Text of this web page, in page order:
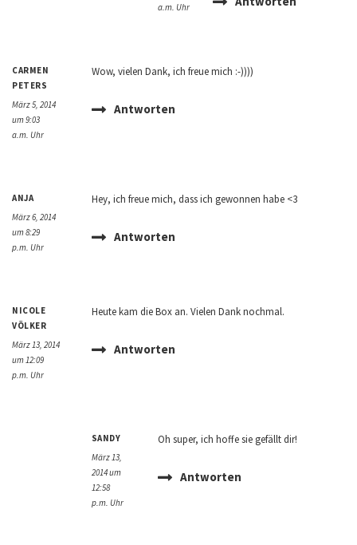
a.m. Uhr
CARMEN
PETERS
März 5, 2014
um 9:03
a.m. Uhr
Wow, vielen Dank, ich freue mich :-))))
Antworten
ANJA
März 6, 2014
um 8:29
p.m. Uhr
Hey, ich freue mich, dass ich gewonnen habe <3
Antworten
NICOLE
VÖLKER
März 13, 2014
um 12:09
p.m. Uhr
Heute kam die Box an. Vielen Dank nochmal.
Antworten
SANDY
März 13,
2014 um
12:58
p.m. Uhr
Oh super, ich hoffe sie gefällt dir!
Antworten